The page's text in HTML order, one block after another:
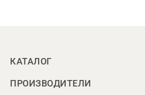
КАТАЛОГ
ПРОИЗВОДИТЕЛИ